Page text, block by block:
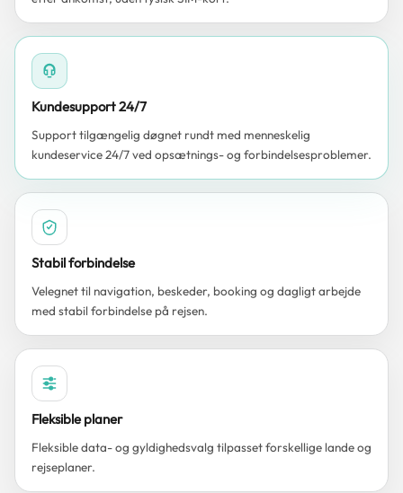
Kundesupport 24/7
Support tilgængelig døgnet rundt med menneskelig
kundeservice 24/7 ved opsætnings- og forbindelsesproblemer.
Stabil forbindelse
Velegnet til navigation, beskeder, booking og dagligt arbejde
med stabil forbindelse på rejsen.
Fleksible planer
Fleksible data- og gyldighedsvalg tilpasset forskellige lande og
rejseplaner.